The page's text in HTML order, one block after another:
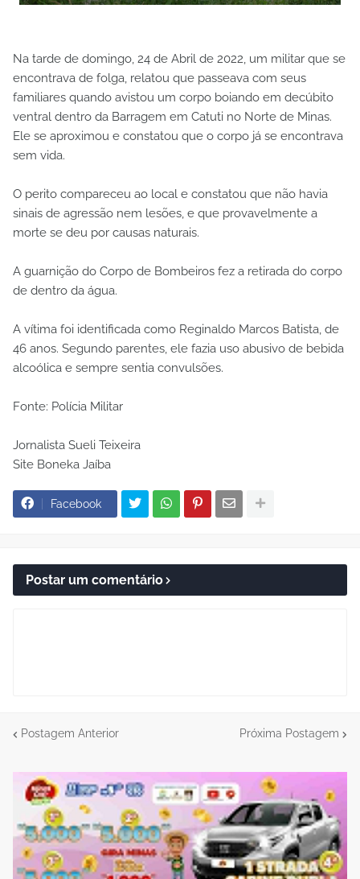
Na tarde de domingo, 24 de Abril de 2022, um militar que se
encontrava de folga, relatou que passeava com seus
familiares quando avistou um corpo boiando em decúbito
ventral dentro da Barragem em Catuti no Norte de Minas.
Ele se aproximou e constatou que o corpo já se encontrava
sem vida.
O perito compareceu ao local e constatou que não havia
sinais de agressão nem lesões, e que provavelmente a
morte se deu por causas naturais.
A guarnição do Corpo de Bombeiros fez a retirada do corpo
de dentro da água.
A vítima foi identificada como Reginaldo Marcos Batista, de
46 anos. Segundo parentes, ele fazia uso abusivo de bebida
alcoólica e sempre sentia convulsões.
Fonte: Polícia Militar
Jornalista Sueli Teixeira
Site Boneka Jaíba
Facebook
Postar um comentário
Postagem Anterior Próxima Postagem